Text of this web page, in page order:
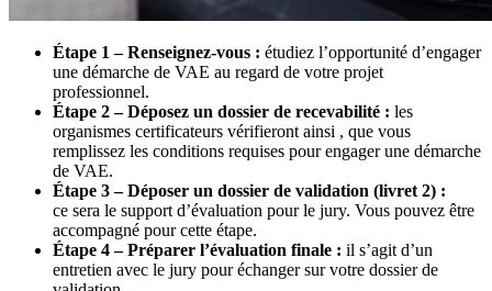
Étape 1 – Renseignez-vous : étudiez l’opportunité d’engager
une démarche de VAE au regard de votre projet
professionnel.
Étape 2 – Déposez un dossier de recevabilité : les
organismes certificateurs vérifieront ainsi , que vous
remplissez les conditions requises pour engager une démarche
de VAE.
Étape 3 – Déposer un dossier de validation (livret 2) :
ce sera le support d’évaluation pour le jury. Vous pouvez être
accompagné pour cette étape.
Étape 4 – Préparer l’évaluation finale : il s’agit d’un
entretien avec le jury pour échanger sur votre dossier de